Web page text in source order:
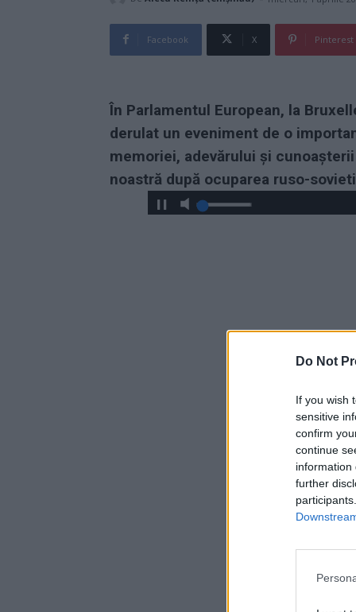
Do Not
If you wish
sensitive
confirm
continue
information
further
Facebook X Pinterest
În Parlamentul European, la
derulat un eveniment de o
memoriei, adevărului și
noastră după ocuparea ruso-